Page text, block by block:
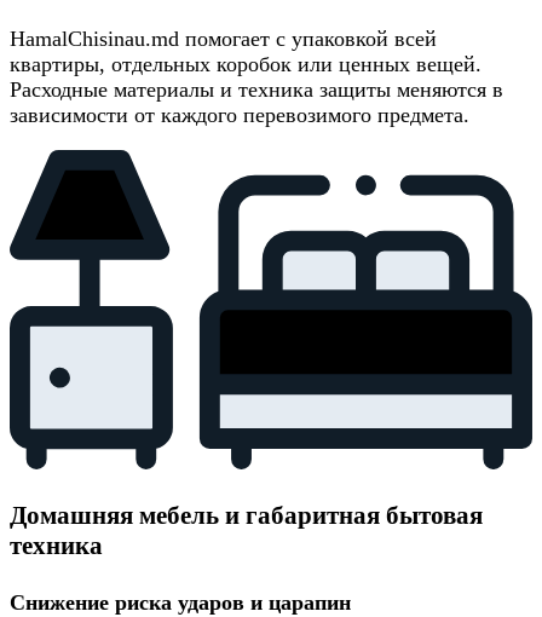
HamalChisinau.md помогает с упаковкой всей
квартиры, отдельных коробок или ценных вещей.
Расходные материалы и техника защиты меняются в
зависимости от каждого перевозимого предмета.
Домашняя мебель и габаритная бытовая
техника
Снижение риска ударов и царапин